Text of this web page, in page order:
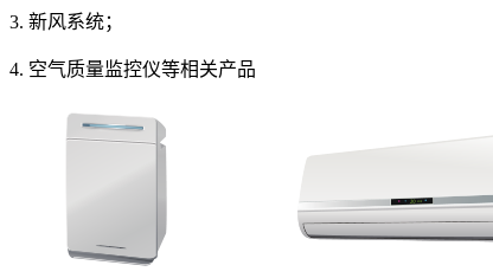
3. 新风系统；
4. 空气质量监控仪等相关产品